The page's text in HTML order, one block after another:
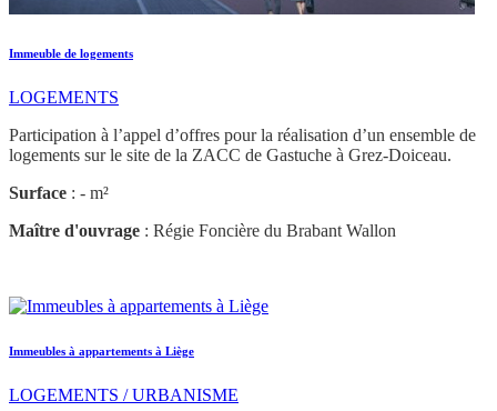
Immeuble de logements
LOGEMENTS
Participation à l’appel d’offres pour la réalisation d’un ensemble de
logements sur le site de la ZACC de Gastuche à Grez-Doiceau.
Surface : - m²
Maître d'ouvrage : Régie Foncière du Brabant Wallon
Immeubles à appartements à Liège
LOGEMENTS / URBANISME